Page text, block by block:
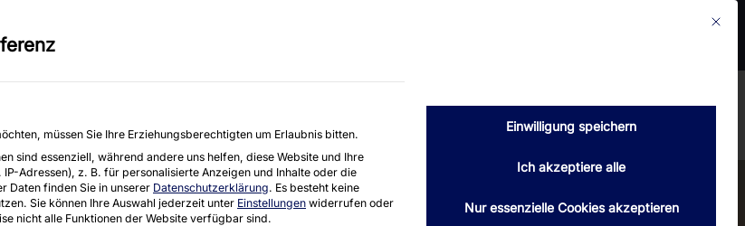
Art, einschließlich
Kontakt Angebot anfordern
Mit
müssen Sie Ihre Erziehungsberechtigten um Erlaubnis bitten.
sind essenziell, während andere uns helfen, diese Website und Ihre
Adressen), z. B. für personalisierte Anzeigen und Inhalte oder die
Daten finden Sie in unserer Datenschutzerklärung. Es besteht keine
Sie können Ihre Auswahl jederzeit unter Einstellungen widerrufen oder
nicht alle Funktionen der Website verfügbar sind.
Einwilligung speichern
Ich akzeptiere alle
Nur essenzielle Cookies akzeptieren